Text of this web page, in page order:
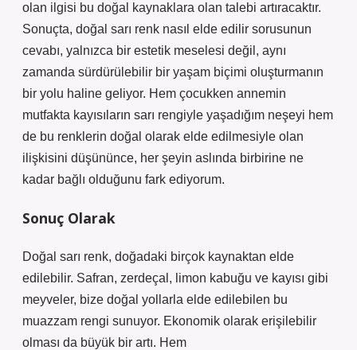
olan ilgisi bu doğal kaynaklara olan talebi artıracaktır.
Sonuçta, doğal sarı renk nasıl elde edilir sorusunun
cevabı, yalnızca bir estetik meselesi değil, aynı
zamanda sürdürülebilir bir yaşam biçimi oluşturmanın
bir yolu haline geliyor. Hem çocukken annemin
mutfakta kayısıların sarı rengiyle yaşadığım neşeyi hem
de bu renklerin doğal olarak elde edilmesiyle olan
ilişkisini düşününce, her şeyin aslında birbirine ne
kadar bağlı olduğunu fark ediyorum.
Sonuç Olarak
Doğal sarı renk, doğadaki birçok kaynaktan elde
edilebilir. Safran, zerdeçal, limon kabuğu ve kayısı gibi
meyveler, bize doğal yollarla elde edilebilen bu
muazzam rengi sunuyor. Ekonomik olarak erişilebilir
olması da büyük bir artı. Hem